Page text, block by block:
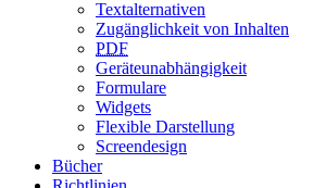
Textalternativen
Zugänglichkeit von Inhalten
PDF
Geräteunabhängigkeit
Formulare
Widgets
Flexible Darstellung
Screendesign
Bücher